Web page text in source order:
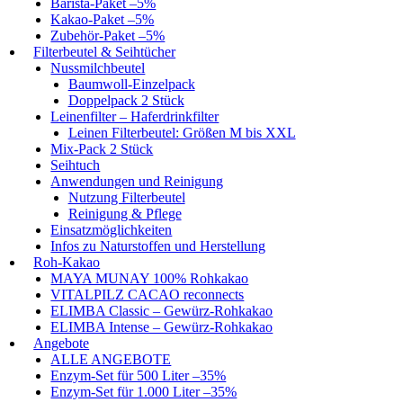
Kakao-Paket –5%
Zubehör-Paket –5%
Filterbeutel & Seihtücher
Nussmilchbeutel
Baumwoll-Einzelpack
Doppelpack 2 Stück
Leinenfilter – Haferdrinkfilter
Leinen Filterbeutel: Größen M bis XXL
Mix-Pack 2 Stück
Seihtuch
Anwendungen und Reinigung
Nutzung Filterbeutel
Reinigung & Pflege
Einsatzmöglichkeiten
Infos zu Naturstoffen und Herstellung
Roh-Kakao
MAYA MUNAY 100% Rohkakao
VITALPILZ CACAO reconnects
ELIMBA Classic – Gewürz-Rohkakao
ELIMBA Intense – Gewürz-Rohkakao
Angebote
ALLE ANGEBOTE
Enzym-Set für 500 Liter –35%
Enzym-Set für 1.000 Liter –35%